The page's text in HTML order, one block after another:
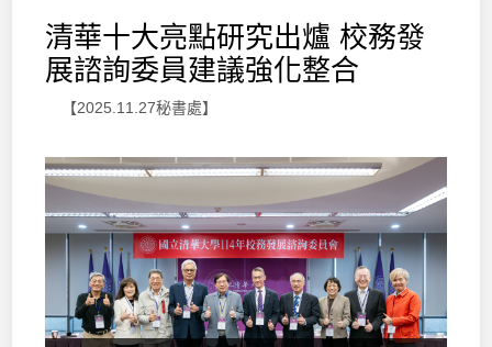
清華十大亮點研究出爐 校務發
展諮詢委員建議強化整合
【2025.11.27秘書處】